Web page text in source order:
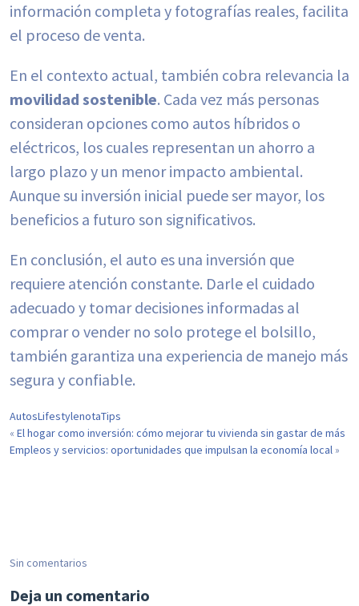
información completa y fotografías reales, facilita
el proceso de venta.
En el contexto actual, también cobra relevancia la
movilidad sostenible. Cada vez más personas
consideran opciones como autos híbridos o
eléctricos, los cuales representan un ahorro a
largo plazo y un menor impacto ambiental.
Aunque su inversión inicial puede ser mayor, los
beneficios a futuro son significativos.
En conclusión, el auto es una inversión que
requiere atención constante. Darle el cuidado
adecuado y tomar decisiones informadas al
comprar o vender no solo protege el bolsillo,
también garantiza una experiencia de manejo más
segura y confiable.
AutosLifestylenotaTips
« El hogar como inversión: cómo mejorar tu vivienda sin gastar de más
Empleos y servicios: oportunidades que impulsan la economía local »
Sin comentarios
Deja un comentario